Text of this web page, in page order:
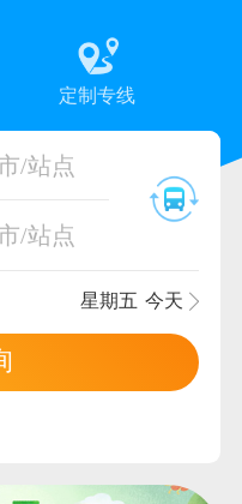
定制专线
/站点
/站点
星期五 今天